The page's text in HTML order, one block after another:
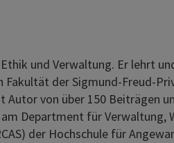
und Verwaltung. Er lehrt
der Sigmund-Freud-
von über 150 Beiträgen
Department für
der Hochschule für